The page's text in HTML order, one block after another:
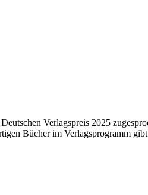
Verlagspreis 2025
Bücher im Verlagsprogramm